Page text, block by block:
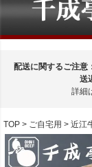
配送に関するご注意
送
詳細
TOP ご自宅用 近江